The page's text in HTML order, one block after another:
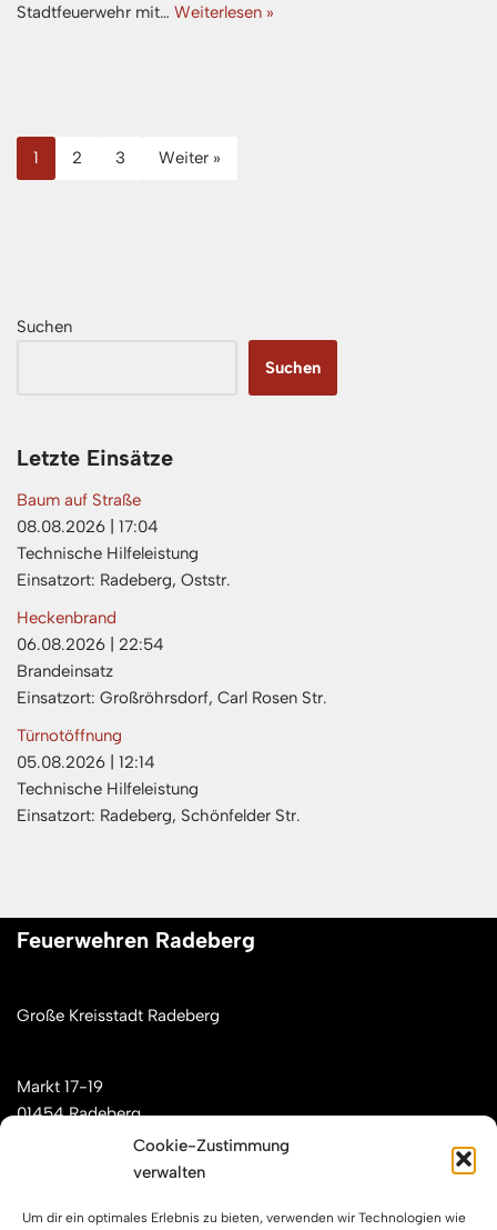
Cookie-Zustimmung
verwalten
Um dir ein optimales Erlebnis zu bieten, verwenden wir Technologien wie
Stadtfeuerwehr mit… Weiterlesen »
1 2 3 Weiter »
Suchen
Suchen
Letzte Einsätze
Baum auf Straße
08.08.2026
17:04
Technische Hilfeleistung
Einsatzort: Radeberg, Oststr.
Heckenbrand
06.08.2026
22:54
Brandeinsatz
Einsatzort: Großröhrsdorf, Carl Rosen Str.
Türnotöffnung
05.08.2026
12:14
Technische Hilfeleistung
Einsatzort: Radeberg, Schönfelder Str.
Feuerwehren Radeberg
Große Kreisstadt Radeberg
Markt 17-19
01454 Radeberg
Mail: kontakt[at]feuerwehren-radeberg.de
Feuerwehren Radeberg im Internet